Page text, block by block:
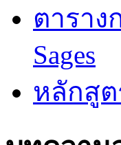
ตาราง
Sages
หลักสูต